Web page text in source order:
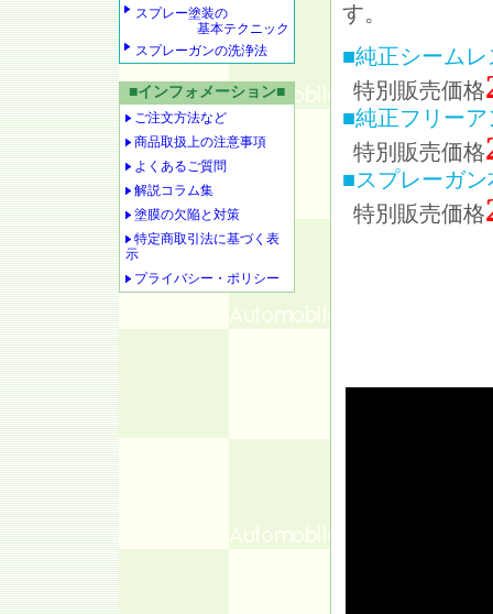
スプレー塗装の
基本テクニック
スプレーガンの洗浄法
■インフォメーション■
ご注文方法など
商品取扱上の注意事項
よくあるご質問
解説コラム集
塗膜の欠陥と対策
特定商取引法に基づく表
示
プライバシー・ポリシー
す。
■純正シーム
特別販売価格
■純正フリー
特別販売価格
■スプレーガ
特別販売価格